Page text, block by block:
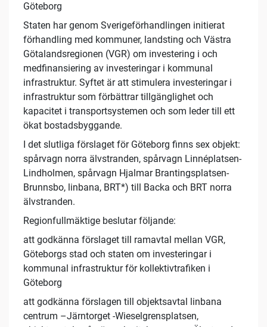
Göteborg
Staten har genom Sverigeförhandlingen initierat
förhandling med kommuner, landsting och Västra
Götalandsregionen (VGR) om investering i och
medfinansiering av investeringar i kommunal
infrastruktur. Syftet är att stimulera investeringar i
infrastruktur som förbättrar tillgänglighet och
kapacitet i transportsystemen och som leder till ett
ökat bostadsbyggande.
I det slutliga förslaget för Göteborg finns sex objekt:
spårvagn norra älvstranden, spårvagn Linnéplatsen-
Lindholmen, spårvagn Hjalmar Brantingsplatsen-
Brunnsbo, linbana, BRT*) till Backa och BRT norra
älvstranden.
Regionfullmäktige beslutar följande:
att godkänna förslaget till ramavtal mellan VGR,
Göteborgs stad och staten om investeringar i
kommunal infrastruktur för kollektivtrafiken i
Göteborg
att godkänna förslagen till objektsavtal linbana
centrum –Järntorget -Wieselgrensplatsen,